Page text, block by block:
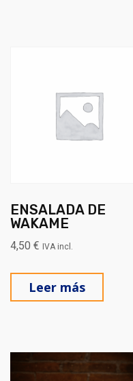
ENSALADA DE
WAKAME
4,50 € IVA incl.
Leer más